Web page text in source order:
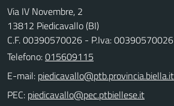
Via IV Novembre, 2
13812 Piedicavallo (BI)
C.F. 00390570026 - P.Iva: 00390570026
Telefono:015609115
E-mail:
PEC: